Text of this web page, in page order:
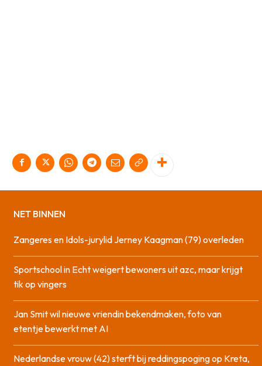
NET BINNEN
Zangeres en Idols-jurylid Jerney Kaagman (79) overleden
Sportschool in Echt weigert bewoners uit azc, maar krijgt
tik op vingers
Jan Smit wil nieuwe vriendin bekendmaken, foto van
etentje bewerkt met AI
Nederlandse vrouw (42) sterft bij reddingspoging op Kreta,